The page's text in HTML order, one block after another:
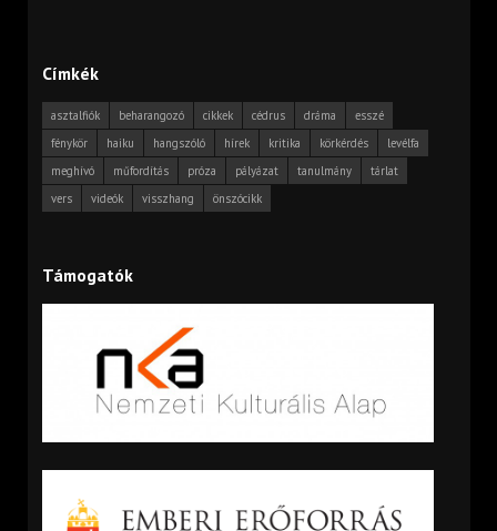
Címkék
asztalfiók beharangozó cikkek cédrus dráma
esszé
fénykör
haiku hangszóló hírek kritika körkérdés
levélfa
meghívó
műfordítás próza pályázat tanulmány
tárlat
vers
videók visszhang önszócikk
Támogatók